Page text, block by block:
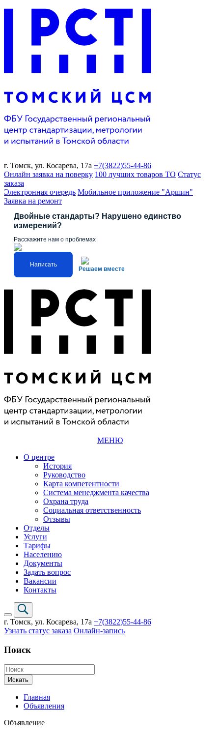
г. Томск, ул. Косарева, 17а +7(3822)55-44-86
Онлайн заявка на поверку 100 лучших товаров ТО Статус
заказа
Электронная очередь Мобильное приложение "Аршин"
Заявка на ремонт
Двойные стандарты? Нарушено единство
измерений?
Расскажите нам о проблемах
Написать
Решаем вместе
МЕНЮ
О центре
История
Руководство
Карта компетентности
Система менеджмента качества
Охрана труда
Социальная ответственность
Отзывы
Отделы
Услуги
Тарифы
Населению
Документы
Задать вопрос
Вакансии
Контакты
г. Томск, ул. Косарева, 17а +7(3822)55-44-86
Узнать статус заказа Онлайн-запись
Поиск
Искать
Главная
Объявления
Объявление